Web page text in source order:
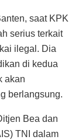
saat KPK
serius terkait
ilegal. Dia
di kedua
akan
berlangsung.
Bea dan
TNI dalam